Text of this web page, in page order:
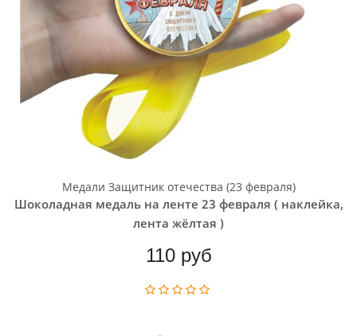
Медали Защитник отечества (23 февраля)
Шоколадная медаль на ленте 23 февраля ( наклейка,
лента жёлтая )
110 руб